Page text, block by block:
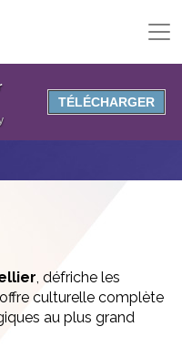
TÉLÉCHARGER
, défriche les
culturelle complète
au plus grand